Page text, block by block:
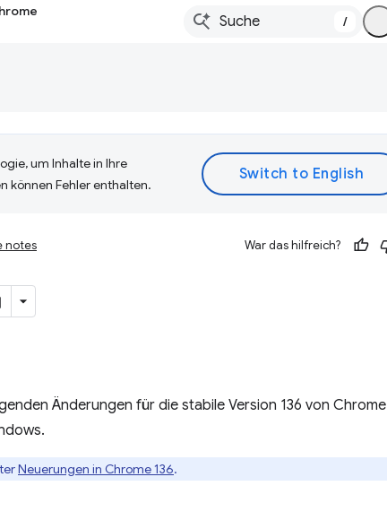
/
um Inhalte in Ihre
können Fehler enthalten.
notes War das hilfreich?
Änderungen für die stabile Version 136 von Chrome
Neuerungen in Chrome 136.